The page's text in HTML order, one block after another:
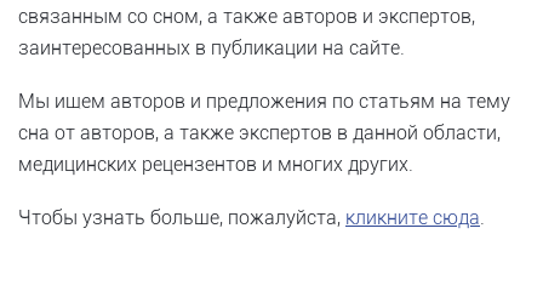
связанным со сном, а также авторов и экспертов,
заинтересованных в публикации на сайте.
Мы ищем авторов и предложения по статьям на тему
сна от авторов, а также экспертов в данной области,
медицинских рецензентов и многих других.
Чтобы узнать больше, пожалуйста, кликните сюда.